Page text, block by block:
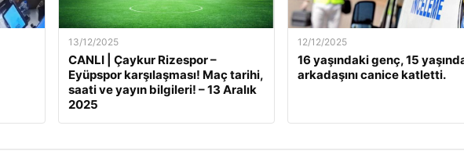
13/12/2025
CANLI | Çaykur Rizespor –
Eyüpspor karşılaşması! Maç tarihi,
saati ve yayın bilgileri! – 13 Aralık
2025
12/12/2025
16 yaşındaki genç, 15
arkadaşını canice katletti.